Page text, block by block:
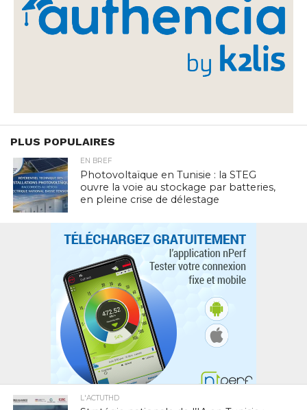
PLUS POPULAIRES
EN BREF
Photovoltaïque en Tunisie : la STEG
ouvre la voie au stockage par batteries,
en pleine crise de délestage
L'ACTUTHD